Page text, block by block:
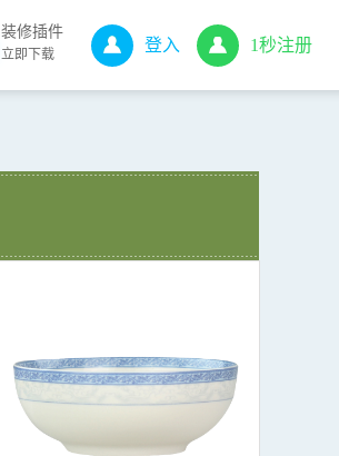
登入 1秒注册
装修插件
立即下载